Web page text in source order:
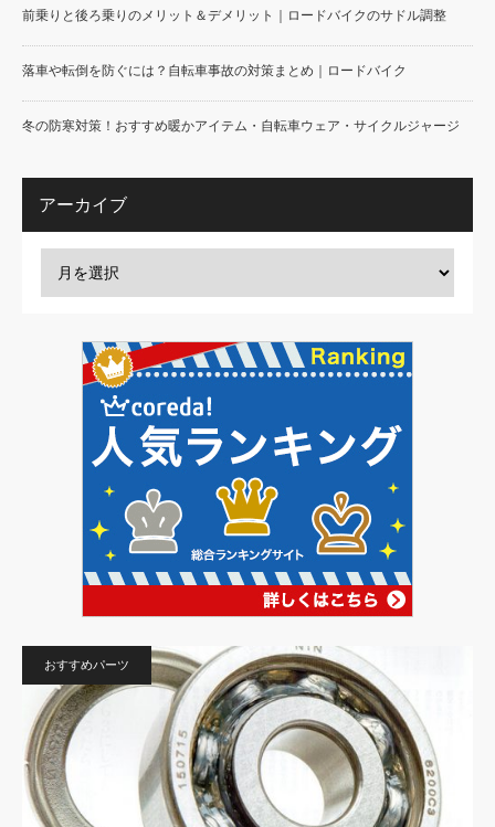
前乗りと後ろ乗りのメリット＆デメリット｜ロードバイクのサドル調整
落車や転倒を防ぐには？自転車事故の対策まとめ｜ロードバイク
冬の防寒対策！おすすめ暖かアイテム・自転車ウェア・サイクルジャージ
アーカイブ
おすすめパーツ